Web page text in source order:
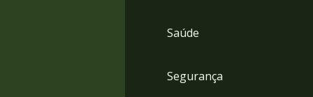
Saúde
Segurança